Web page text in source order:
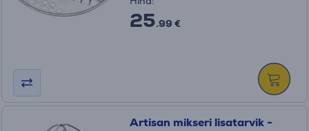
25.99 €
Artisan mikseri lisatarvik -